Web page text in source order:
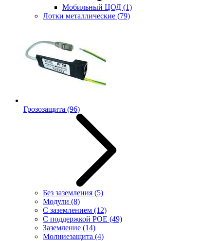
Мобильный ЦОД (1)
Лотки металлические (79)
Грозозащита (96)
Без заземления (5)
Модули (8)
С заземлением (12)
С поддержкой POE (49)
Заземление (14)
Молниезащита (4)